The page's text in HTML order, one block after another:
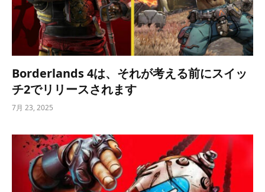
Borderlands 4は、それが考える前にスイッ
チ2でリリースされます
7月 23, 2025